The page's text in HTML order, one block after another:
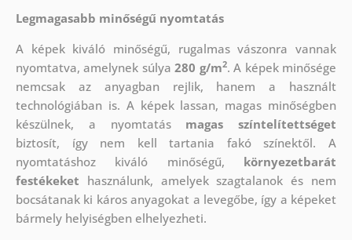
Legmagasabb minőségű nyomtatás
A képek kiváló minőségű, rugalmas vászonra vannak
nyomtatva, amelynek súlya280 g/m2. A képek minősége
nemcsak az anyagban rejlik, hanem a használt
technológiában is. A képek lassan, magas minőségben
készülnek, a nyomtatás magas színtelítettséget
biztosít, így nem kell tartania fakó színektől. A
nyomtatáshoz kiváló minőségű, környezetbarát
festékeket használunk, amelyek szagtalanok és nem
bocsátanak ki káros anyagokat a levegőbe, így a képeket
bármely helyiségben elhelyezheti.